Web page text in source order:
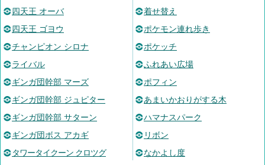
四天王 オーバ
四天王 ゴヨウ
チャンピオン シロナ
ライバル
ギンガ団幹部 マーズ
ギンガ団幹部 ジュピター
ギンガ団幹部 サターン
ギンガ団ボス アカギ
タワータイクーン クロツグ
着せ替え
ポケモン連れ歩き
ポケッチ
ふれあい広場
ポフィン
あまいかおりがする木
ハマナスパーク
リボン
なかよし度